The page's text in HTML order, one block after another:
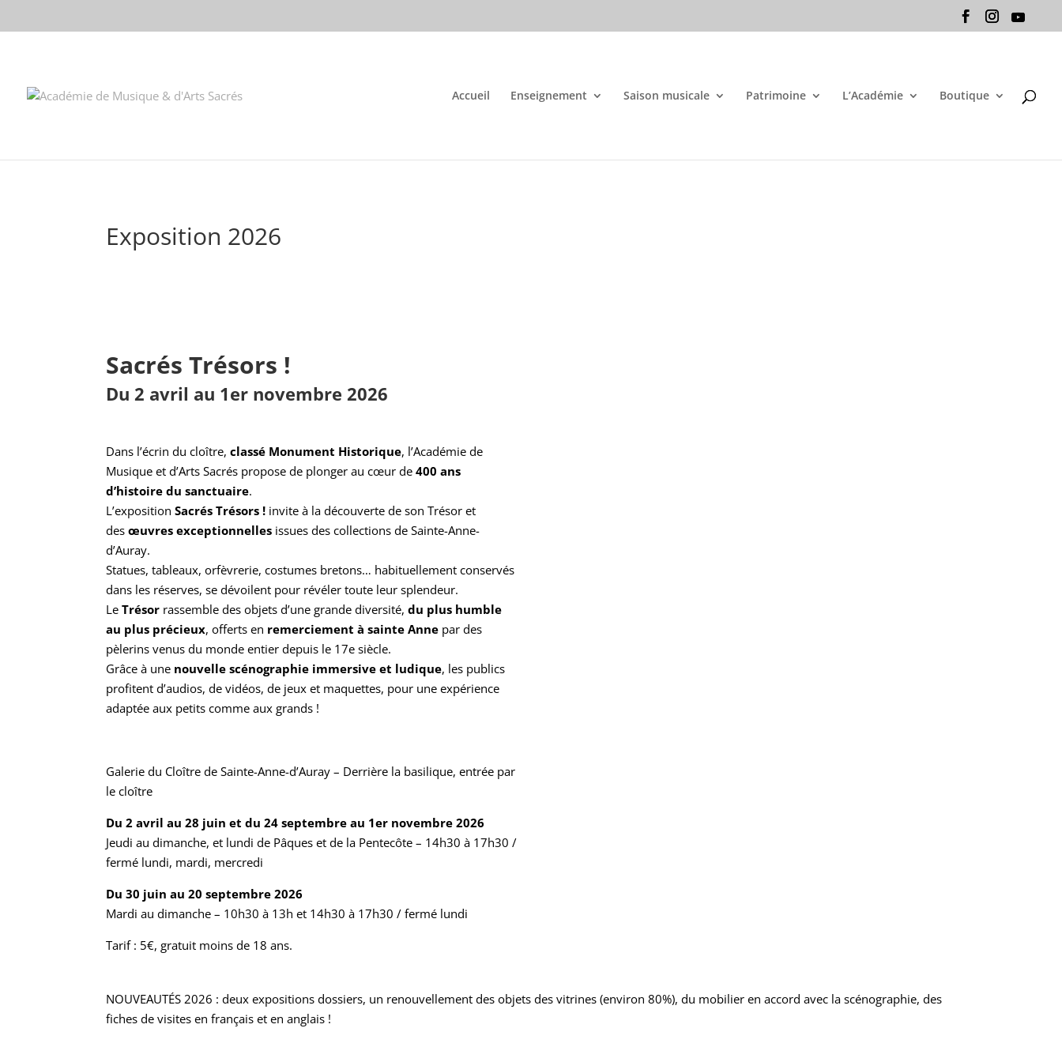
Accueil Enseignement Saison musicale Patrimoine L’Académie Boutique
Exposition 2026
Sacrés Trésors !
Du 2 avril au 1er novembre 2026
Dans l’écrin du cloître, classé Monument Historique, l’Académie de
Musique et d’Arts Sacrés propose de plonger au cœur de400 ans
d’histoire du sanctuaire.
L’expositionSacrés Trésors ! invite à la découverte de son Trésor et
desœuvres exceptionnelles issues des collections de Sainte-Anne-
d’Auray.
Statues, tableaux, orfèvrerie, costumes bretons… habituellement conservés
dans les réserves, se dévoilent pour révéler toute leur splendeur.
LeTrésor rassemble des objets d’une grande diversité,du plus humble
au plus précieux, offerts en remerciement à sainte Anne par des
pèlerins venus du monde entier depuis le 17e siècle.
Grâce à une nouvelle scénographie immersive et ludique, les publics
profitent d’audios, de vidéos, de jeux et maquettes, pour une expérience
adaptée aux petits comme aux grands !
Galerie du Cloître de Sainte-Anne-d’Auray – Derrière la basilique, entrée par
le cloître
Du 2 avril au 28 juin et du 24 septembre au 1er novembre 2026
Jeudi au dimanche, et lundi de Pâques et de la Pentecôte – 14h30 à 17h30 /
fermé lundi, mardi, mercredi
Du 30 juin au 20 septembre 2026
Mardi au dimanche – 10h30 à 13h et 14h30 à 17h30 / fermé lundi
Tarif : 5€, gratuit moins de 18 ans.
NOUVEAUTÉS 2026 : deux expositions dossiers, un renouvellement des objets des vitrines (environ 80%), du mobilier en accord avec la scénographie, des
fiches de visites en français et en anglais !